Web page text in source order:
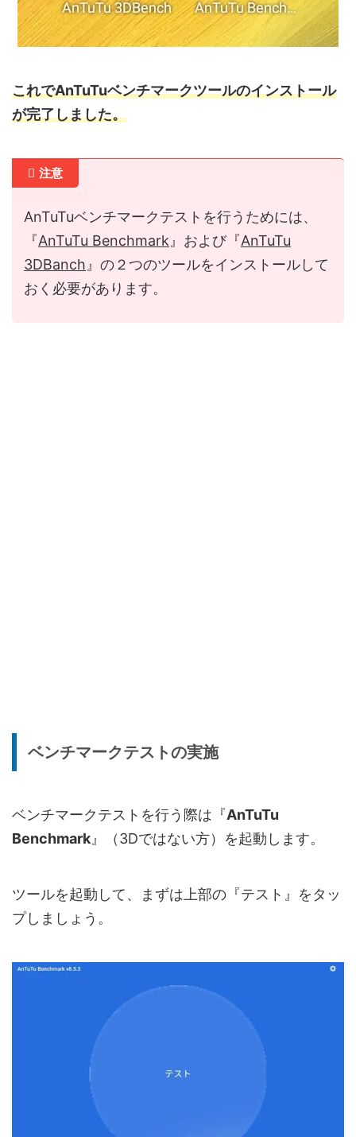
これでAnTuTuベンチマークツールのインストール
が完了しました。
注意
AnTuTuベンチマークテストを行うためには、
『AnTuTu Benchmark 』および『AnTuTu
3DBanch 』の２つのツールをインストールして
おく必要があります。
ベンチマークテストの実施
ベンチマークテストを行う際は『AnTuTu
Benchmark 』（3Dではない方）を起動します。
ツールを起動して、まずは上部の『テスト』をタッ
プしましょう。